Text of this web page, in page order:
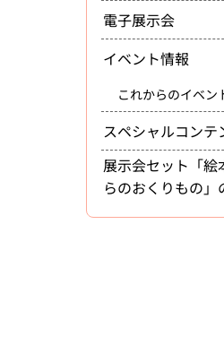
電子展示会
イベント情報
これからのイベン
スペシャルコンテ
展示会セット「
らのおくりもの」